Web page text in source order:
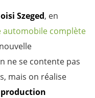
Szeged, en
automobile complète
ne se contente pas
mais on réalise
production